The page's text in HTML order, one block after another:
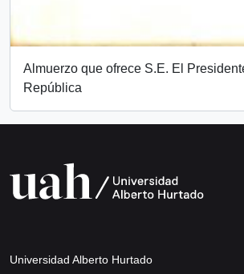
Almuerzo que ofrece S.E. El
República
Universidad Alberto Hurtado